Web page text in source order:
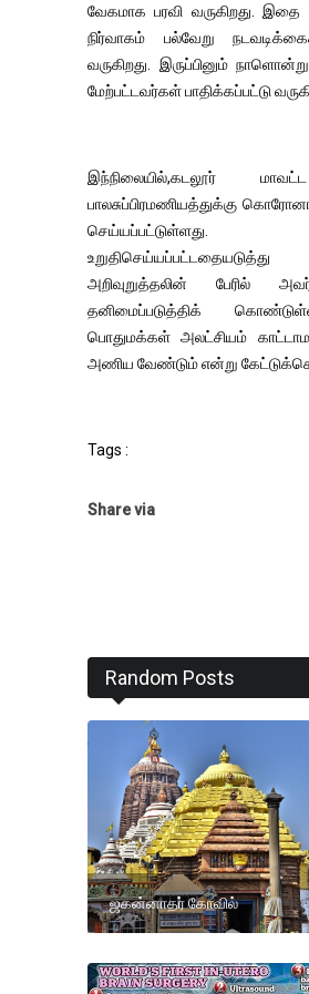
வேகமாக பரவி வருகிறது. இதை
நிர்வாகம் பல்வேறு
வருகிறது. இருப்பினும்
மேற்பட்டவர்கள் பாதிக்கப்பட்டு
இந்நிலையில்,கடலூர்
பாலசுப்பிரமணியத்துக்கு
உறுதிசெய்யப்பட்டதையடுத்து
அறிவுறுத்தலின் பேரில்
தனிமைப்படுத்திக்
பொதுமக்கள் அலட்சியம்
அணிய வேண்டும் என்று
Tags :
Share via
Random Posts
ஜகன்னாதர் கோவில்